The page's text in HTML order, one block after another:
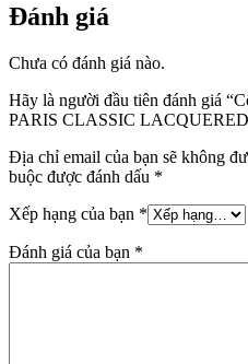
Đánh giá
Chưa có đánh giá nào.
Hãy là người đầu tiên đánh giá
PARIS CLASSIC
Địa chỉ email của bạn sẽ không
buộc được đánh dấu *
Xếp hạng của bạn *
Đánh giá của bạn *